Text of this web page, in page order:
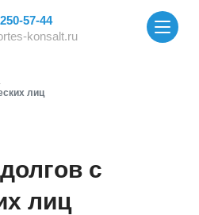
57-44
konsalt.ru
лиц
с
лиц